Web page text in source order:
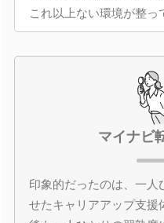
これ以上ない環境が整っ
マイナビ
印象的だったのは、一人
せたキャリアアップ支援